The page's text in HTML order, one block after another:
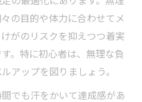
の目的や体力に合わせてメ
がのリスクを抑えつつ着実
。特に初心者は、無理な負
アップを図りましょう。
でも汗をかいて達成感があ